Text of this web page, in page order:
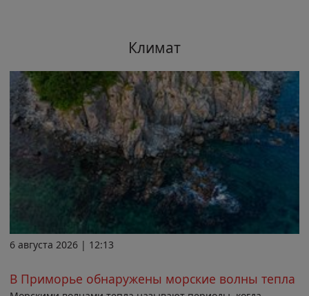
Климат
6 августа 2026 | 12:13
В Приморье обнаружены морские волны тепла